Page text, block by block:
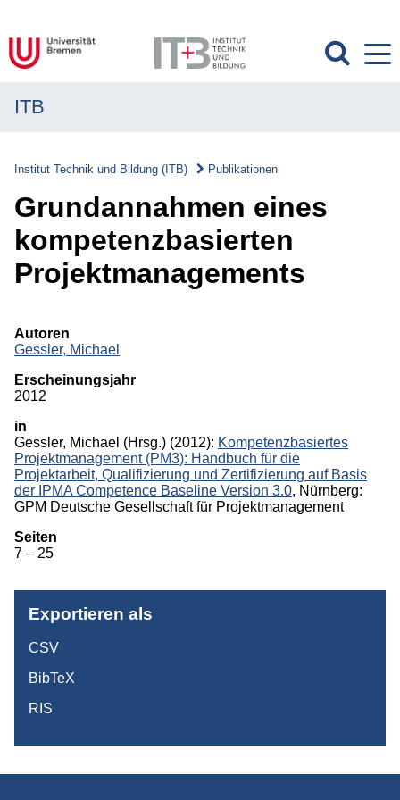
Transfer
Projekte
Publikationen
Überblick
Herausgeberschaften
Beiträge in Sammelbänden
ITB-Forschungsberichte
Studien/Arbeitspapiere
ITB
Institut Technik und Bildung (ITB) Publikationen
Grundannahmen eines
kompetenzbasierten
Projektmanagements
Autoren
Gessler, Michael
Erscheinungsjahr
2012
in
Gessler, Michael (Hrsg.) (2012): Kompetenzbasiertes
Projektmanagement (PM3): Handbuch für die
Projektarbeit, Qualifizierung und Zertifizierung auf Basis
der IPMA Competence Baseline Version 3.0, Nürnberg:
GPM Deutsche Gesellschaft für Projektmanagement
Seiten
7 – 25
Exportieren als
CSV
BibTeX
RIS